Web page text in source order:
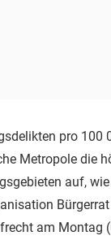
pro 100
Metropole die
auf,
am Montag